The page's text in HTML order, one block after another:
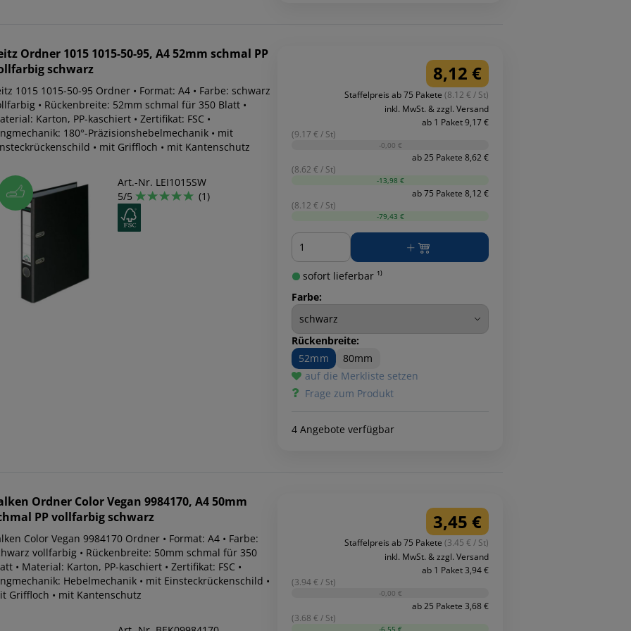
Ordner 1015 1015-50-95, A4 52mm schmal PP
schwarz
1015 1015-50-95 Ordner • Format: A4 • Farbe: schwarz
• Rückenbreite: 52mm schmal für 350 Blatt •
Karton, PP-kaschiert • Zertifikat: FSC •
180°-Präzisionshebelmechanik • mit
• mit Griffloch • mit Kantenschutz
Art.-Nr. LEI1015SW
5/5
(1)
8,12 €
Staffelpreis ab 75 Pakete (8.12 € / St)
inkl. MwSt. & zzgl. Versand
ab 1 Paket 9,17 €
(9.17 € / St)
-0,00 €
ab 25 Pakete 8,62 €
(8.62 € / St)
-13,98 €
ab 75 Pakete 8,12 €
(8.12 € / St)
-79,43 €
Menge
sofort lieferbar ¹⁾
Farbe:
Rückenbreite:
52mm
80mm
auf die Merkliste setzen
Frage zum Produkt
4 Angebote verfügbar
Ordner Color Vegan 9984170, A4 50mm
PP vollfarbig schwarz
Color Vegan 9984170 Ordner • Format: A4 • Farbe:
vollfarbig • Rückenbreite: 50mm schmal für 350
• Material: Karton, PP-kaschiert • Zertifikat: FSC •
Hebelmechanik • mit Einsteckrückenschild •
Griffloch • mit Kantenschutz
3,45 €
Staffelpreis ab 75 Pakete (3.45 € / St)
inkl. MwSt. & zzgl. Versand
ab 1 Paket 3,94 €
(3.94 € / St)
-0,00 €
ab 25 Pakete 3,68 €
(3.68 € / St)
-6,55 €